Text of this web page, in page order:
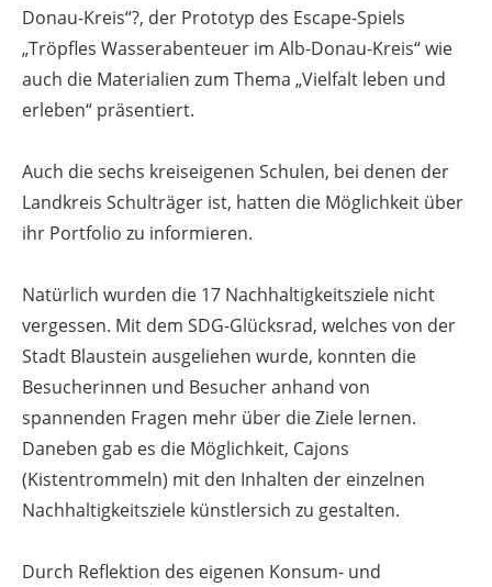
Donau-Kreis“?, der Prototyp des Escape-Spiels
„Tröpfles Wasserabenteuer im Alb-Donau-Kreis“ wie
auch die Materialien zum Thema „Vielfalt leben und
erleben“ präsentiert.
Auch die sechs kreiseigenen Schulen, bei denen der
Landkreis Schulträger ist, hatten die Möglichkeit über
ihr Portfolio zu informieren.
Natürlich wurden die 17 Nachhaltigkeitsziele nicht
vergessen. Mit dem SDG-Glücksrad, welches von der
Stadt Blaustein ausgeliehen wurde, konnten die
Besucherinnen und Besucher anhand von
spannenden Fragen mehr über die Ziele lernen.
Daneben gab es die Möglichkeit, Cajons
(Kistentrommeln) mit den Inhalten der einzelnen
Nachhaltigkeitsziele künstlersich zu gestalten.
Durch Reflektion des eigenen Konsum- und